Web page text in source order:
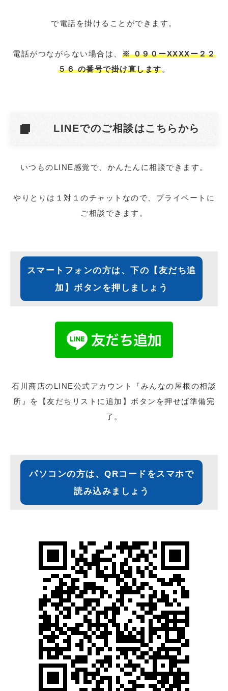
で電話を掛けることができます。
電話がつながらない場合は、 ※ ０９０ーXXXXー２２
５６ の番号で掛け直します。
LINEでのご相談はこちらから
いつものLINE感覚で、かんたんに相談できます。
やりとりは１対１のチャットなので、プライベートに
ご相談できます。
スマートフォンの方は、下の【友だち追
加】ボタンを押しましょう
石川商店のLINE公式アカウント『みんなの屋根の相談
所』を【友だちリストに追加】ボタンを押せば準備完
了。
パソコンの方は、QRコードをスマホで
読み込みましょう